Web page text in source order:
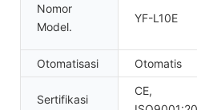
Nomor
Model.
YF-L10E
Otomatisasi
Otomatis
Sertifikasi
CE,